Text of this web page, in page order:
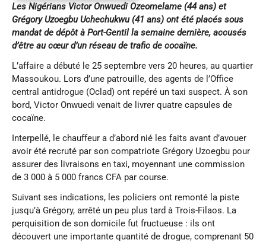
Les Nigérians Victor Onwuedi Ozeomelame (44 ans) et
Grégory Uzoegbu Uchechukwu (41 ans) ont été placés sous
mandat de dépôt à Port-Gentil la semaine dernière, accusés
d’être au cœur d’un réseau de trafic de cocaïne.
L’affaire a débuté le 25 septembre vers 20 heures, au quartier
Massoukou. Lors d’une patrouille, des agents de l’Office
central antidrogue (Oclad) ont repéré un taxi suspect. À son
bord, Victor Onwuedi venait de livrer quatre capsules de
cocaïne.
Interpellé, le chauffeur a d’abord nié les faits avant d’avouer
avoir été recruté par son compatriote Grégory Uzoegbu pour
assurer des livraisons en taxi, moyennant une commission
de 3 000 à 5 000 francs CFA par course.
Suivant ses indications, les policiers ont remonté la piste
jusqu’à Grégory, arrêté un peu plus tard à Trois-Filaos. La
perquisition de son domicile fut fructueuse : ils ont
découvert une importante quantité de drogue, comprenant 50